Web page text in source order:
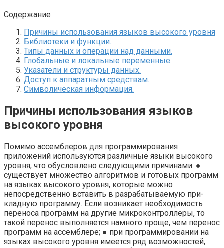
Содержание
Причины использования языков высокого уровня
Библиотеки и функции.
Типы данных и операции над данными.
Глобальные и локальные переменные.
Указатели и структуры данных.
Доступ к аппаратным средствам.
Символическая информация.
Причины использования языков
высокого уровня
Помимо ассемблеров для программирова­ния
приложений используются различные языки высокого
уровня, что обусловле­но следующими причинами: ●
существует множество алгоритмов и готовых программ
на языках высокого уровня, которые можно
непосредственно вставить в разрабатываемую при­
кладную программу. Если возникает необходимость
переноса программ на другие микроконтроллеры, то
такой перенос выполняется намного проще, чем перенос
программ на ассемблере; ● при программировании на
языках высокого уровня имеется ряд возможностей,